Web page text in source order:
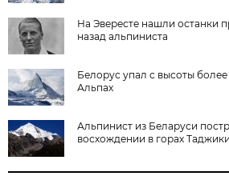
На Эвересте нашли останки
назад альпиниста
Белорус упал с высоты
Альпах
Альпинист из Беларуси
восхождении в горах